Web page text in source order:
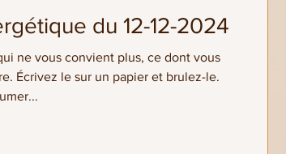
du 12-12-2024
ne vous convient plus, ce dont vous
Écrivez le sur un papier et brulez-le.